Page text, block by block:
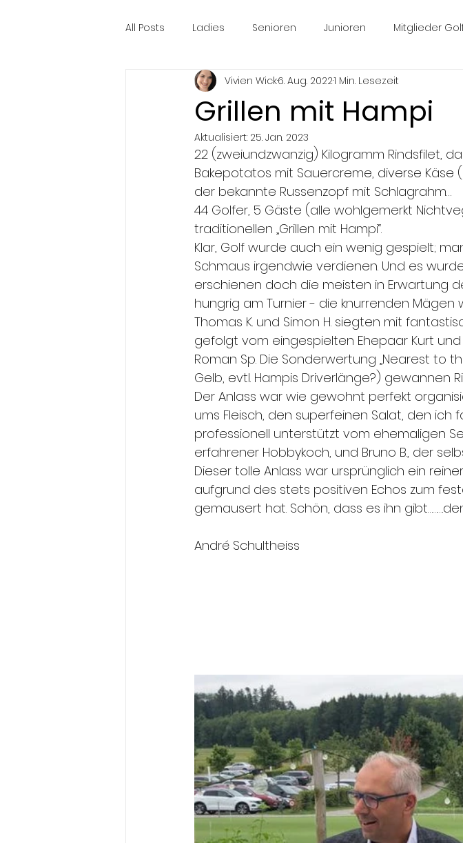
All Posts Ladies Senioren Junioren Mitglieder
Grillen mit Hampi
Vivien Wick6. Aug. 20221 Min. Lesezeit
Aktualisiert: 25. Jan. 2023
22 (zweiundzwanzig) Kilogramm Rindsfilet,
Bakepotatos mit Sauercreme, diverse
der bekannte Russenzopf mit Schlagrahm…
44 Golfer, 5 Gäste (alle wohlgemerkt
traditionellen „Grillen mit Hampi“.
Klar, Golf wurde auch ein wenig gespielt;
Schmaus irgendwie verdienen. Und es
erschienen doch die meisten in Erwartung
hungrig am Turnier - die knurrenden Mägen
Thomas K. und Simon H. siegten mit
gefolgt vom eingespielten Ehepaar Kurt und
Roman Sp. Die Sonderwertung „Nearest to
Gelb, evtl. Hampis Driverlänge?) gewannen
Der Anlass war wie gewohnt perfekt
ums Fleisch, den superfeinen Salat, den
professionell unterstützt vom ehemaligen
erfahrener Hobbykoch, und Bruno B., der
Dieser tolle Anlass war ursprünglich ein
aufgrund des stets positiven Echos zum
gemausert hat. Schön, dass es ihn
André Schultheiss